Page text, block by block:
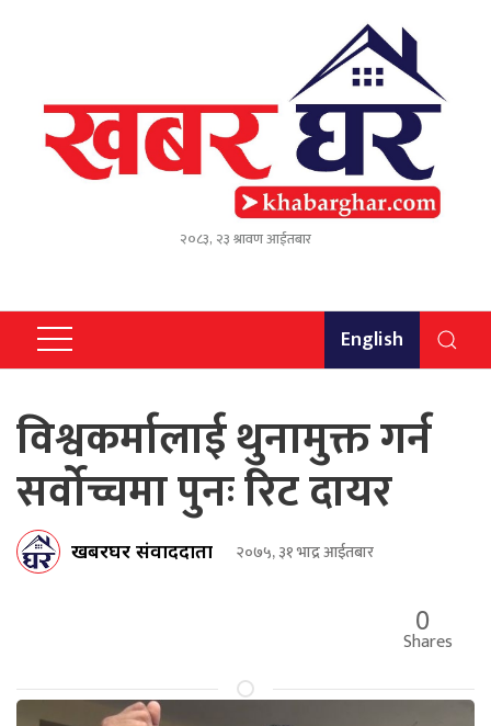
२०८३, २३ श्रावण आईतबार
English
विश्वकर्मालाई थुनामुक्त गर्न
सर्वोच्चमा पुनः रिट दायर
खबरघर संवाददाता २०७५, ३१ भाद्र आईतबार
0
Shares